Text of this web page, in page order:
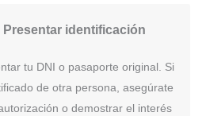
Presentar identificación
tu DNI o pasaporte original. Si
de otra persona, asegúrate
o demostrar el interés